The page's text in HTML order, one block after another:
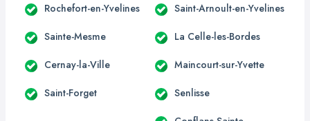
Rochefort-en-Yvelines Saint-Arnoult-en-Yvelines
Sainte-Mesme La Celle-les-Bordes
Cernay-la-Ville Maincourt-sur-Yvette
Saint-Forget Senlisse